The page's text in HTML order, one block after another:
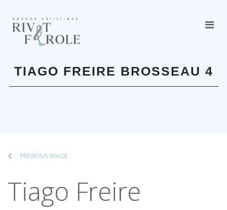
TIAGO FREIRE BROSSEAU 4
PREVIOUS IMAGE
Tiago Freire